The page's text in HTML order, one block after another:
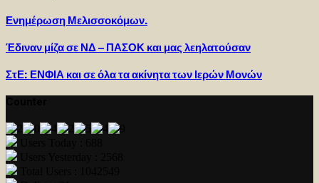
Ενημέρωση Μελισσοκόμων.
Έδιναν μίζα σε ΝΔ – ΠΑΣΟΚ και μας λεηλατούσαν
ΣτΕ: ΕΝΦΙΑ και σε όλα τα ακίνητα των Ιερών Μονών